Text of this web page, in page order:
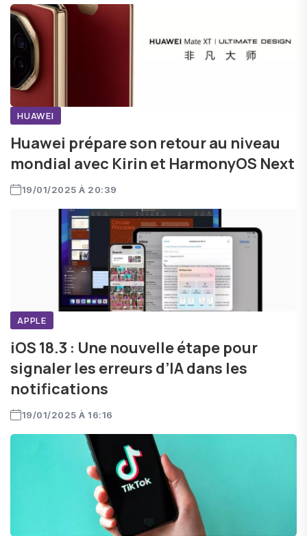
HUAWEI
Huawei prépare son retour au niveau
mondial avec Kirin et HarmonyOS Next
19/01/2025 À 20:39
APPLE
iOS 18.3 : Une nouvelle étape pour
signaler les erreurs d’IA dans les
notifications
19/01/2025 À 16:16